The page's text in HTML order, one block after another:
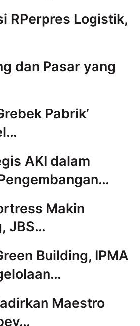
RPerpres Logistik,
dan Pasar yang
Pabrik’
AKI dalam
Makin
JBS…
Building, IPMA
Maestro